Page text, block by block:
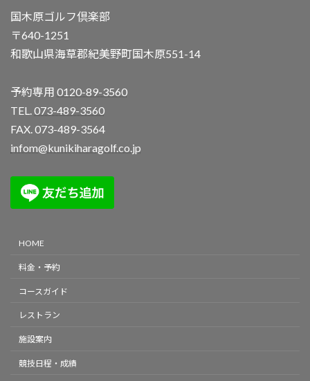
国木原ゴルフ倶楽部
〒640-1251
和歌山県海草郡紀美野町国木原551-14
予約専用 0120-89-3560
TEL.073-489-3560
FAX. 073-489-3564
infom@kunikiharagolf.co.jp
HOME
料金・予約
コースガイド
レストラン
施設案内
競技日程・成績